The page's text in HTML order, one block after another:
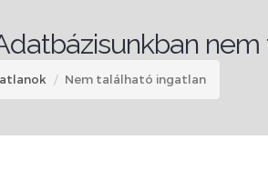
Nem található ingatlan